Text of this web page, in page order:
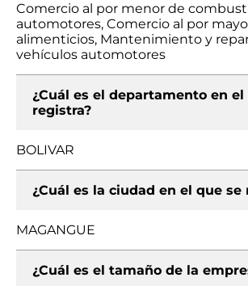
Comercio al por menor de
automotores, Comercio al por
alimenticios, Mantenimiento y
vehículos automotores
¿Cuál es el departamento en el
registra?
BOLIVAR
¿Cuál es la ciudad en el que se
MAGANGUE
¿Cuál es el tamaño de la